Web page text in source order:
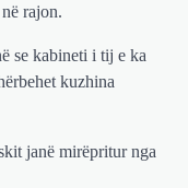
rajon.
se kabineti i tij e ka
kuzhina
janë mirëpritur nga